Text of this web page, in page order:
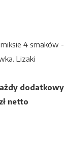
4 smaków -
Lizaki
dodatkowy
netto